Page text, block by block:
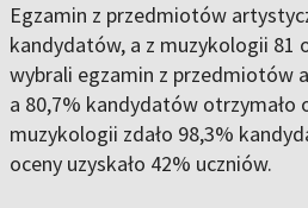
Egzamin z przedmiotów
kandydatów, a z muzykologii 81
wybrali egzamin z przedmiotów
a 80,7% kandydatów otrzymało
muzykologii zdało 98,3%
oceny uzyskało 42% uczniów.